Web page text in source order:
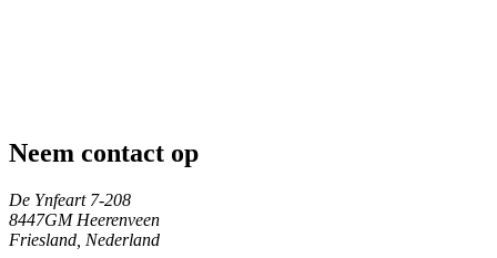
Neem contact op
De Ynfeart 7-208
8447GM Heerenveen
Friesland, Nederland